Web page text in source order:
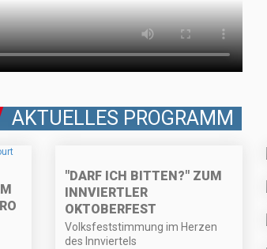
AKTUELLES PROGRAMM
"DARF ICH BITTEN?" ZUM
INNVIERTLER
OKTOBERFEST
Volksfeststimmung im Herzen
des Innviertels